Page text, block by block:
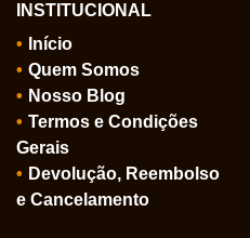
INSTITUCIONAL
Início
Quem Somos
Nosso Blog
Termos e Condições
Gerais
Devolução, Reembolso
e Cancelamento